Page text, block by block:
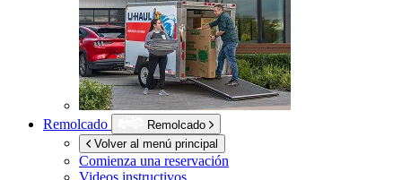
Remolcado
Remolcado
Volver al menú principal
Comienza una reservación